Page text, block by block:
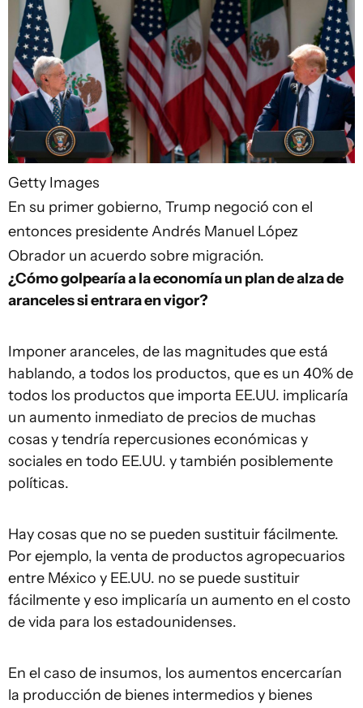
Getty Images
En su primer gobierno, Trump negoció con el
entonces presidente Andrés Manuel López
Obrador un acuerdo sobre migración.
¿Cómo golpearía a la economía un plan de alza de
aranceles si entrara en vigor?
Imponer aranceles, de las magnitudes que está
hablando, a todos los productos, que es un 40% de
todos los productos que importa EE.UU. implicaría
un aumento inmediato de precios de muchas
cosas y tendría repercusiones económicas y
sociales en todo EE.UU. y también posiblemente
políticas.
Hay cosas que no se pueden sustituir fácilmente.
Por ejemplo, la venta de productos agropecuarios
entre México y EE.UU. no se puede sustituir
fácilmente y eso implicaría un aumento en el costo
de vida para los estadounidenses.
En el caso de insumos, los aumentos encercarían
la producción de bienes intermedios y bienes